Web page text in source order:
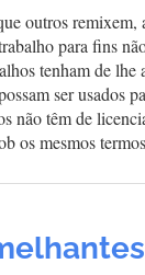
outros remixem,
para fins
tenham de lhe
ser usados
não têm de
os mesmos